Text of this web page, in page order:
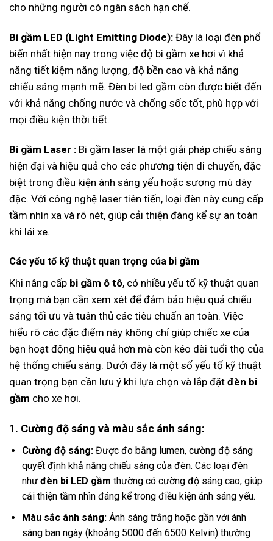
cho những người có ngân sách hạn chế.
Bi gầm LED (Light Emitting Diode): Đây là loại đèn phổ
biến nhất hiện nay trong việc độ bi gầm xe hơi vì khả
năng tiết kiệm năng lượng, độ bền cao và khả năng
chiếu sáng mạnh mẽ. Đèn bi led gầm còn được biết đến
với khả năng chống nước và chống sốc tốt, phù hợp với
mọi điều kiện thời tiết.
Bi gầm Laser : Bi gầm laser là một giải pháp chiếu sáng
hiện đại và hiệu quả cho các phương tiện di chuyển, đặc
biệt trong điều kiện ánh sáng yếu hoặc sương mù dày
đặc. Với công nghệ laser tiên tiến, loại đèn này cung cấp
tầm nhìn xa và rõ nét, giúp cải thiện đáng kể sự an toàn
khi lái xe.
Các yếu tố kỹ thuật quan trọng của bi gầm
Khi nâng cấp bi gầm ô tô, có nhiều yếu tố kỹ thuật quan
trọng mà bạn cần xem xét để đảm bảo hiệu quả chiếu
sáng tối ưu và tuân thủ các tiêu chuẩn an toàn. Việc
hiểu rõ các đặc điểm này không chỉ giúp chiếc xe của
bạn hoạt động hiệu quả hơn mà còn kéo dài tuổi thọ của
hệ thống chiếu sáng. Dưới đây là một số yếu tố kỹ thuật
quan trọng bạn cần lưu ý khi lựa chọn và lắp đặt đèn bi
gầm cho xe hơi.
1. Cường độ sáng và màu sắc ánh sáng:
Cường độ sáng:Được đo bằng lumen, cường độ sáng
quyết định khả năng chiếu sáng của đèn. Các loại đèn
như đèn bi LED gầm thường có cường độ sáng cao, giúp
cải thiện tầm nhìn đáng kể trong điều kiện ánh sáng yếu.
Màu sắc ánh sáng:Ánh sáng trắng hoặc gần với ánh
sáng ban ngày (khoảng 5000 đến 6500 Kelvin) thường